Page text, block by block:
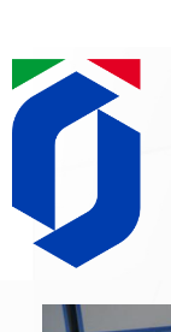
Norme e
Classifica